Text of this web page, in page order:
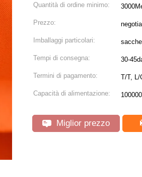
Quantità di ordine minimo:
Prezzo:
Imballaggi particolari:
Tempi di consegna: 30-
Termini di pagamento: T/T, L/
Capacità di alimentazione:
Miglior prezzo